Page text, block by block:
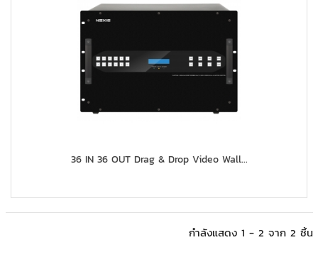
36 IN 36 OUT Drag & Drop Video Wall...
กำลังแสดง 1 - 2 จาก 2 ชิ้น